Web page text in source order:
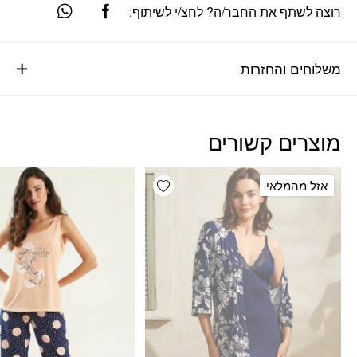
משלוחים והחזרות
רוצה לשתף את החבר/ה? לחצ/י לשיתוף:
מוצרים קשורים
Add wishlist אזל מהמלאי